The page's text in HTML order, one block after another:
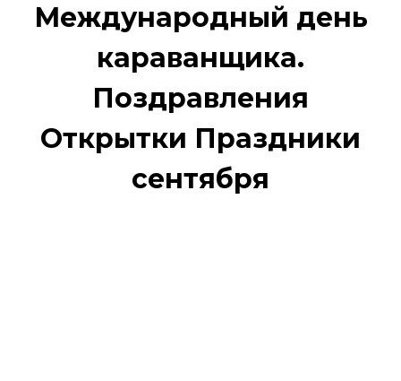
Международный день
караванщика.
Поздравления
Открытки Праздники
сентября